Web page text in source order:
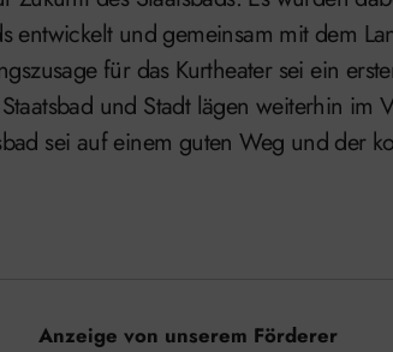
entwickelt und gemeinsam mit dem
für das Kurtheater sei ein
und Stadt lägen weiterhin im
sei auf einem guten Weg und der
Anzeige von unserem Förderer